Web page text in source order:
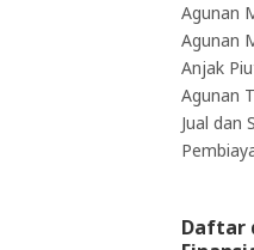
Agunan
Agunan
Anjak
Agunan
Jual dan
Daftar